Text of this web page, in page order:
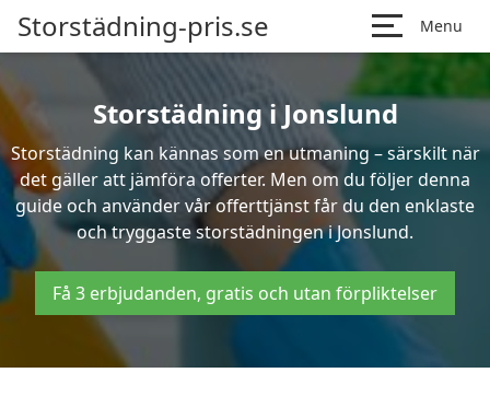
Storstädning-pris.se Menu
Storstädning i Jonslund
Storstädning kan kännas som en utmaning – särskilt när
det gäller att jämföra offerter. Men om du följer denna
guide och använder vår offerttjänst får du den enklaste
och tryggaste storstädningen i Jonslund.
Få 3 erbjudanden, gratis och utan förpliktelser